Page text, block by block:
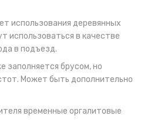
использования деревянных
использоваться в качестве
в подъезд.
заполняется брусом, но
Может быть дополнительно
временные оргалитовые